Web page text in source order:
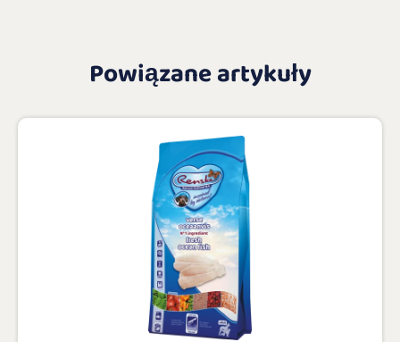
Powiązane artykuły